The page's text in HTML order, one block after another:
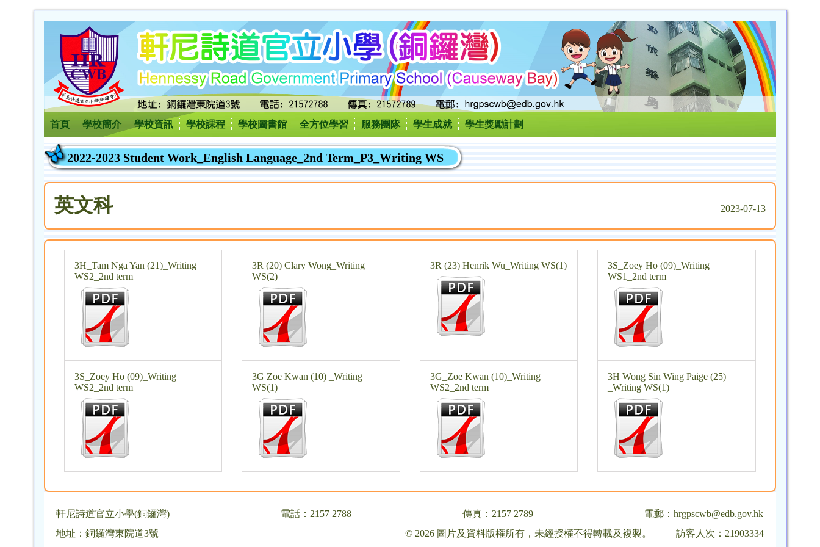
首頁 學校簡介 學校資訊 學校課程 學校圖書館 全方位學習 服務團隊 學生成就 學生獎勵計劃
2022-2023 Student Work_English Language_2nd Term_P3_Writing WS
英文科 2023-07-13
3H_Tam Nga Yan (21)_Writing
WS2_2nd term
3R (20) Clary Wong_Writing
WS(2)
3R (23) Henrik Wu_Writing WS(1)
3S_Zoey Ho (09)_Writing
WS1_2nd term
3S_Zoey Ho (09)_Writing
WS2_2nd term
3G Zoe Kwan (10) _Writing
WS(1)
3G_Zoe Kwan (10)_Writing
WS2_2nd term
3H Wong Sin Wing Paige (25)
_Writing WS(1)
軒尼詩道官立小學(銅鑼灣) 電話：2157 2788 傳真：2157 2789 電郵：hrgpscwb@edb.gov.hk
地址：銅鑼灣東院道3號
© 2026 圖片及資料版權所有，未經授權不得轉載及複製。 訪客人次：21903334